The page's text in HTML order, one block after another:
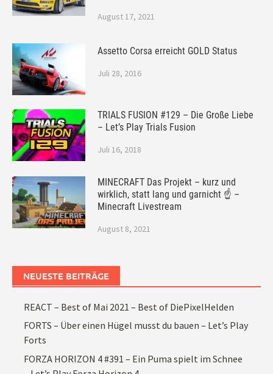
August 17, 2021
Assetto Corsa erreicht GOLD Status
Juli 28, 2016
TRIALS FUSION #129 – Die Große Liebe
– Let’s Play Trials Fusion
Juli 16, 2018
MINECRAFT Das Projekt – kurz und
wirklich, statt lang und garnicht ☝ –
Minecraft Livestream
August 8, 2021
NEUESTE BEITRÄGE
REACT – Best of Mai 2021 – Best of DiePixelHelden
FORTS – Über einen Hügel musst du bauen – Let’s Play
Forts
FORZA HORIZON 4 #391 – Ein Puma spielt im Schnee